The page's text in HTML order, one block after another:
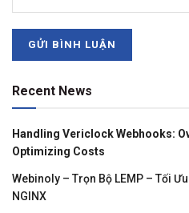
Recent News
Handling Vericlock Webhooks:
Optimizing Costs
Webinoly – Trọn Bộ LEMP – Tối
NGINX